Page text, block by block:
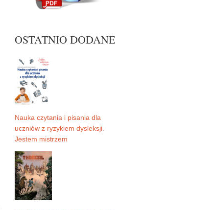
OSTATNIO DODANE
Nauka czytania i pisania dla
uczniów z ryzykiem dysleksji.
Jestem mistrzem